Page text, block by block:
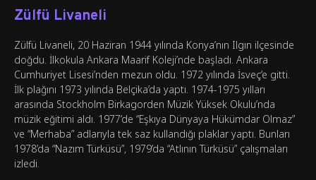
Zülfü Livaneli
Zülfü Livaneli, 20 Haziran 1944 yılında Konya’nın Ilgın ilçesinde
doğdu. İlkokula Ankara Maarif Koleji’nde başladı. Ankara
Cumhuriyet Lisesi’nden mezun oldu. 1972 yılında İsveç’e gitti.
İlk plağını 1973 yılında Belçika’da yaptı. 1974-1975 yılları
arasında Stockholm Birkagorden Müzik Yüksek Okulu’nda
müzik eğitimi aldı. 1977’de “Eşkıya Dünyaya Hükümdar Olmaz”
ve “Merhaba” adlarıyla tek saz kullandığı plaklar yaptı. Bunları
1978’da “Nazım Türküsü”, 1979’da “Atlının Türküsü” çalışmaları
izledi.